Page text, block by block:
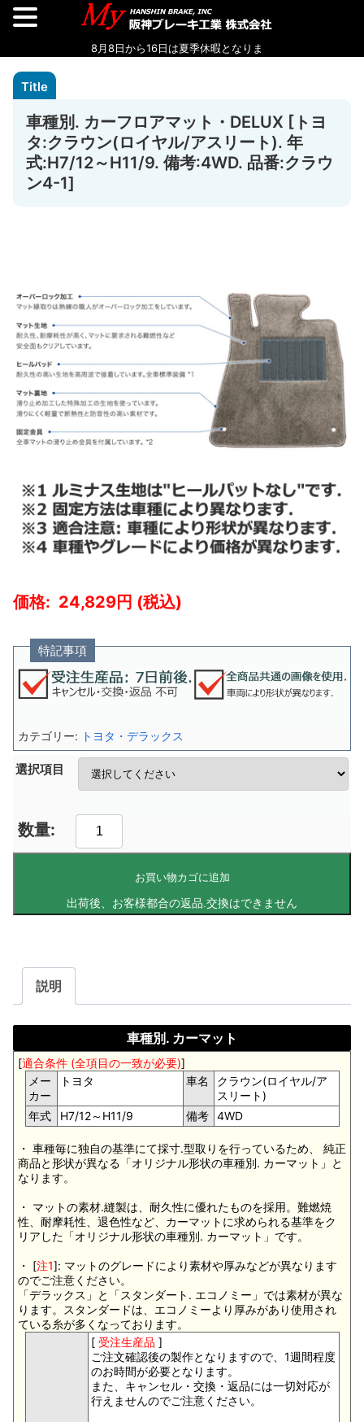
車種別. カーフロアマット・DELUX [トヨ
タ:クラウン(ロイヤル/アスリート). 年
式:H7/12～H11/9. 備考:4WD. 品番:クラウ
ン4-1]
24,829
特記事項
選択項目
お買い物カゴに追加
カテゴリー: トヨタ・デラックス
説明
車種別. カーマット
[適合条件 (全項目の一致が必要)]
メー
カー
トヨタ 車名
クラウン(ロイヤル/ア
スリート)
年式
H7/12～H11/9 備考 4WD
・ 車種毎に独自の基準にて採寸.型取りを行っているため、 純正
商品と形状が異なる「オリジナル形状の車種別. カーマット」と
なります。
・ マットの素材.縫製は、耐久性に優れたものを採用。難燃焼
性、耐摩耗性、退色性など、カーマットに求められる基準をク
リアした「オリジナル形状の車種別. カーマット」です。
・ [注1]: マットのグレードにより素材や厚みなどが異なります
のでご注意ください。
「デラックス」と「スタンダート. エコノミー」では素材が異な
ります。スタンダードは、エコノミーより厚みがあり使用され
ている糸が多くなっております。
[ 受注生産品 ]
ご注文確認後の製作となりますので、1週間程度
のお時間が必要となります。
また、キャンセル・交換・返品には一切対応が
行えませんのでご注意ください。